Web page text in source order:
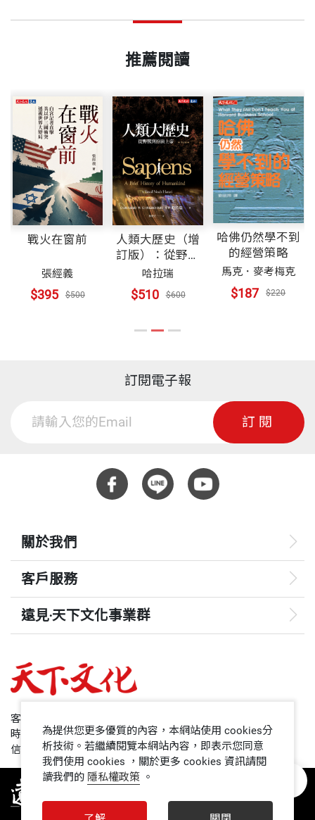
推薦閱讀
戰火在窗前
張經義
$395 $500
人類大歷史（增
訂版）：從野獸
到扮演上帝 【簡
體版書名：人類
簡史】
哈拉瑞
$510 $600
哈佛仍然學不到
的經營策略
馬克．麥考梅克
$187 $220
訂閱電子報
訂閱
關於我們
客戶服務
遠見‧天下文化事業群
哈佛商業評論
領導影響力學院
1號課堂
客服專線：+886 2 2662-0012
時間：週一~週五9:00~12:30;13:30~17:00
信箱：service@cwgv.com.tw
為提供您更多優質的內容，本網站使用 cookies分
析技術。若繼續閱覽本網站內容，即表示您同意
我們使用 cookies ，關於更多 cookies 資訊請閱
讀我們的 隱私權政策 。